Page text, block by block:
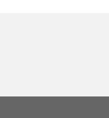
共機、9艘共艦